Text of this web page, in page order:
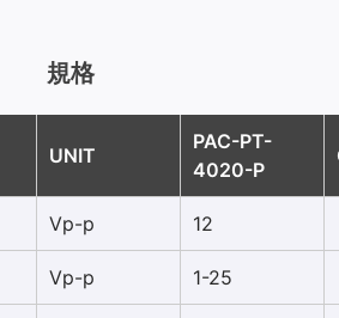
規格
UNIT
PAC-PT-
4020-P
Vp-p 12
Vp-p 1-25